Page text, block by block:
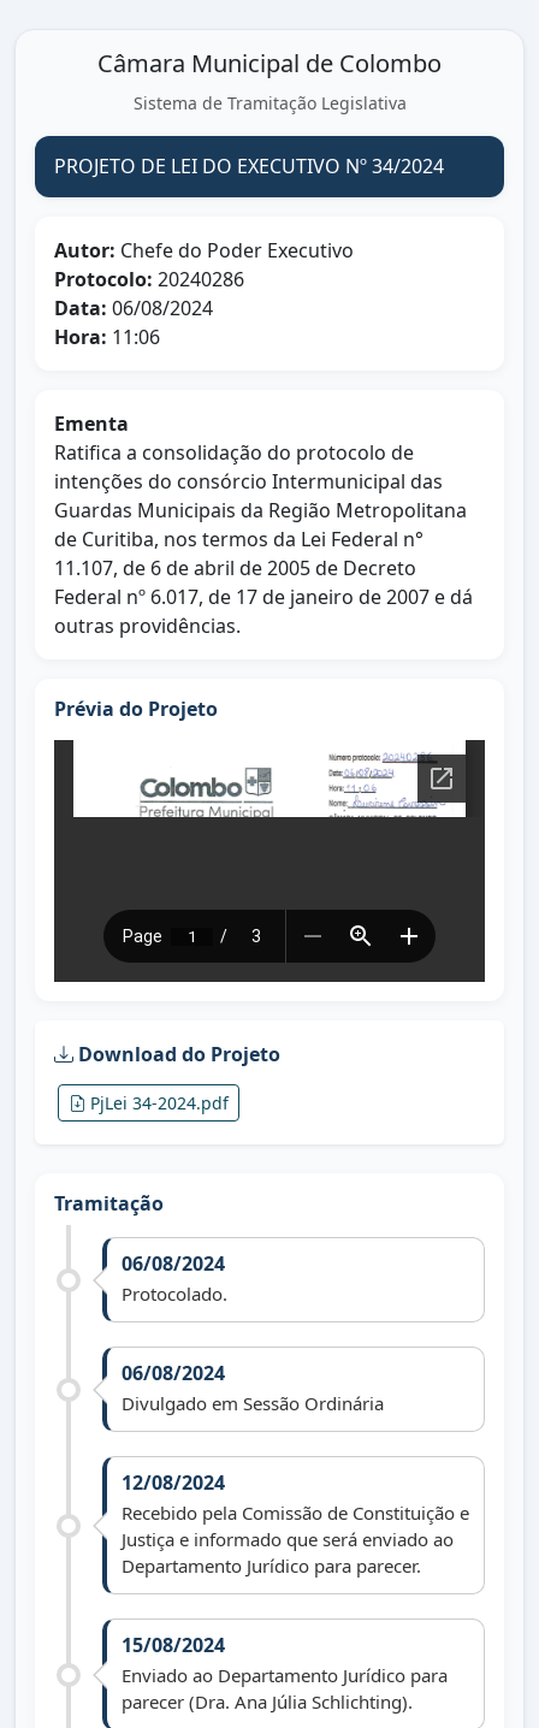
Câmara Municipal de Colombo
Sistema de Tramitação Legislativa
PROJETO DE LEI DO EXECUTIVO Nº 34/2024
Autor: Chefe do Poder Executivo
Protocolo: 20240286
Data: 06/08/2024
Hora: 11:06
Ementa
Ratifica a consolidação do protocolo de
intenções do consórcio Intermunicipal das
Guardas Municipais da Região Metropolitana
de Curitiba, nos termos da Lei Federal n°
11.107, de 6 de abril de 2005 de Decreto
Federal nº 6.017, de 17 de janeiro de 2007 e dá
outras providências.
Prévia do Projeto
Download do Projeto
PjLei 34-2024.pdf
Tramitação
06/08/2024
Protocolado.
06/08/2024
Divulgado em Sessão Ordinária
12/08/2024
Recebido pela Comissão de Constituição e
Justiça e informado que será enviado ao
Departamento Jurídico para parecer.
15/08/2024
Enviado ao Departamento Jurídico para
parecer (Dra. Ana Júlia Schlichting).